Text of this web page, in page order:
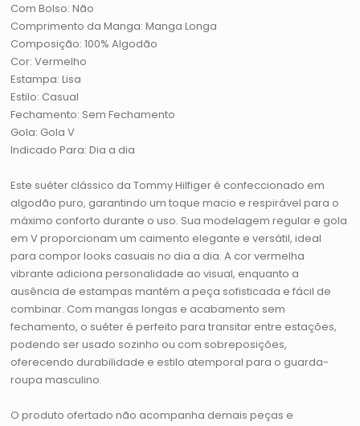
Com Bolso: Não
Comprimento da Manga: Manga Longa
Composição: 100% Algodão
Cor: Vermelho
Estampa: Lisa
Estilo: Casual
Fechamento: Sem Fechamento
Gola: Gola V
Indicado Para: Dia a dia
Este suéter clássico da Tommy Hilfiger é confeccionado em
algodão puro, garantindo um toque macio e respirável para o
máximo conforto durante o uso. Sua modelagem regular e gola
em V proporcionam um caimento elegante e versátil, ideal
para compor looks casuais no dia a dia. A cor vermelha
vibrante adiciona personalidade ao visual, enquanto a
ausência de estampas mantém a peça sofisticada e fácil de
combinar. Com mangas longas e acabamento sem
fechamento, o suéter é perfeito para transitar entre estações,
podendo ser usado sozinho ou com sobreposições,
oferecendo durabilidade e estilo atemporal para o guarda-
roupa masculino.
O produto ofertado não acompanha demais peças e